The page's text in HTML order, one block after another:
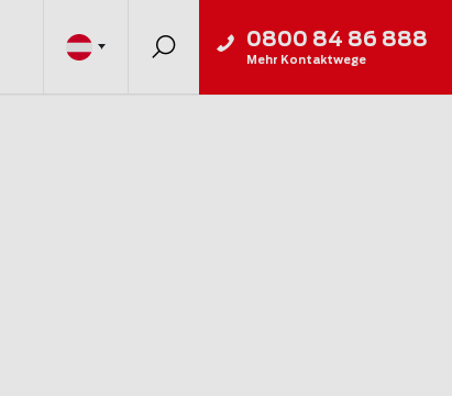
0800 84 86 888
Mehr Kontaktwege